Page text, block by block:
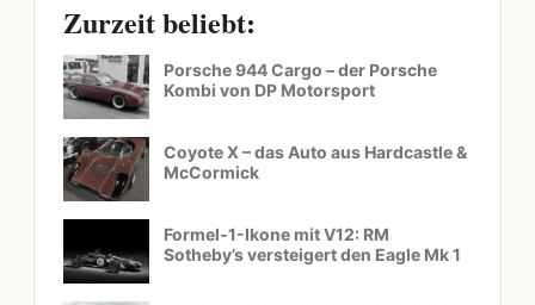
Zurzeit beliebt:
Porsche 944 Cargo – der Porsche
Kombi von DP Motorsport
Coyote X – das Auto aus Hardcastle &
McCormick
Formel-1-Ikone mit V12: RM
Sotheby’s versteigert den Eagle Mk 1